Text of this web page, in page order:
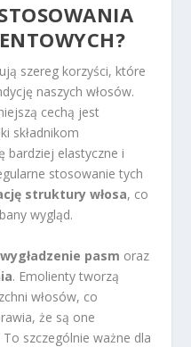
szereg korzyści, które
naszych włosów.
cechą jest
składnikom
bardziej elastyczne i
stosowanie tych
struktury włosa, co
wygląd.
wygładzenie pasm oraz
. Emolienty tworzą
włosów, co
że są one
szczególnie ważne dla